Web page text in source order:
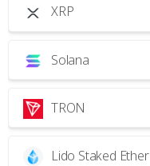
XRP
Solana
TRON
Lido Staked Ether